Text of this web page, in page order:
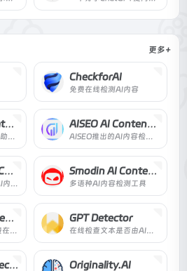
更多+
CheckforAI
免费在线检测AI内容
StudyCorgi ChatGPT Detector
StudyCorgi推出的帮助学生检测ChatGPT的工具
AISEO AI Content Detector
AISEO推出的AI内容检测器
Writecream AI Content Detector
Writecream推出的AI内容检测工具
Smodin AI Content Detector
多语种AI内容检测工具
Sapling AI Content Detector
Sapling.ai推出的免费在线AI内容检测工具
GPT Detector
在线检查文本是否由AI生成
AI Content Detector Originality.AI